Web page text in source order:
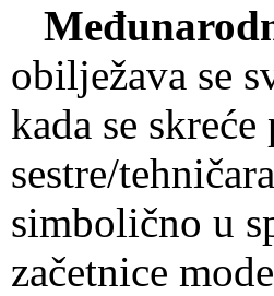
obilježava se
kada se
sestre/
simbolično u
začetnice